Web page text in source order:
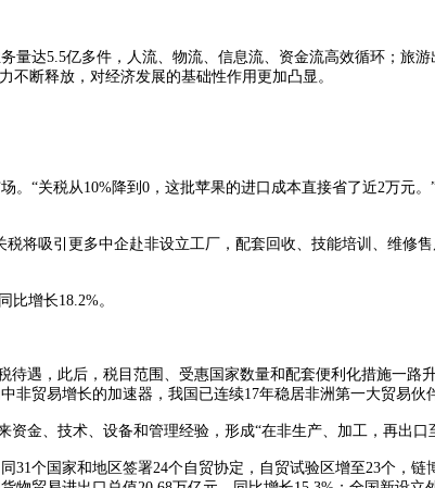
5.5亿多件，人流、物流、信息流、资金流高效循环；旅
断释放，对经济发展的基础性作用更加凸显。
关税从10%降到0，这批苹果的进口成本直接省了近2万元
吸引更多中企赴非设立工厂，配套回收、技能培训、维修
增长18.2%。
遇，此后，税目范围、受惠国家数量和配套便利化措施一路
贸易增长的加速器，我国已连续17年稳居非洲第一大贸易伙
、技术、设备和管理经验，形成“在非生产、加工，再出口
国家和地区签署24个自贸协定，自贸试验区增至23个，链